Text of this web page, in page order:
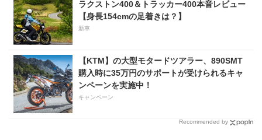
ラクストン400＆トラッカー400本音レビュー
【身長154cmの足着きは？】
新車
【KTM】の大型モタードツアラー、890SMT
購入時に35万円のサポートが受けられるキャ
ンペーンを実施中！
キャンペーン
Recommended by